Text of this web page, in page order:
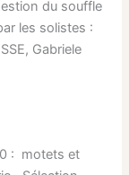
du souffle
les solistes :
Gabriele
: motets et